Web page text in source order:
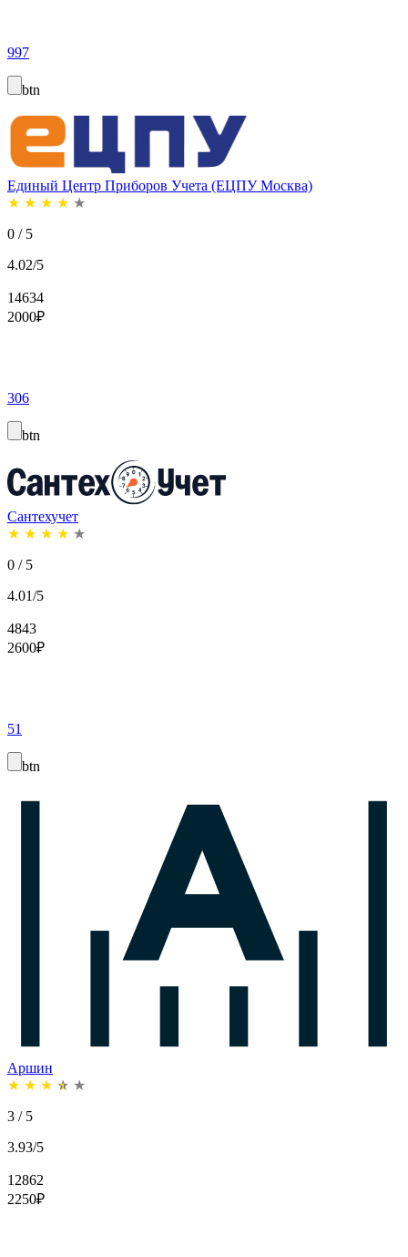
997
btn
Единый Центр Приборов Учета (ЕЦПУ Москва)
★ ★ ★ ★ ★
0 / 5
4.02/5
14634
2000₽
306
btn
Сантехучет
★ ★ ★ ★ ★
0 / 5
4.01/5
4843
2600₽
51
btn
Аршин
★ ★ ★ ★ ★
3 / 5
3.93/5
12862
2250₽